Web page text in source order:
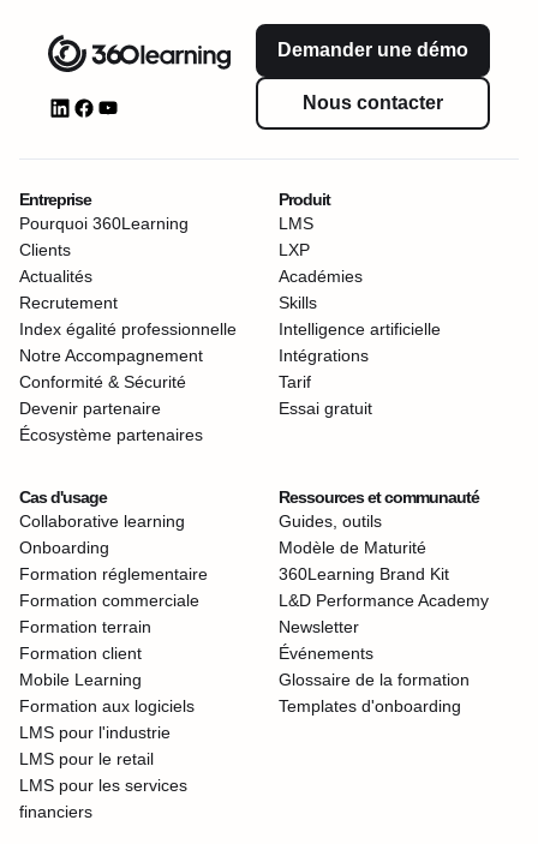
Demander une démo
Nous contacter
Entreprise
Pourquoi 360Learning
Clients
Actualités
Recrutement
Index égalité professionnelle
Notre Accompagnement
Conformité & Sécurité
Devenir partenaire
Écosystème partenaires
Produit
LMS
LXP
Académies
Skills
Intelligence artificielle
Intégrations
Tarif
Essai gratuit
Cas d'usage
Collaborative learning
Onboarding
Formation réglementaire
Formation commerciale
Formation terrain
Formation client
Mobile Learning
Formation aux logiciels
LMS pour l'industrie
LMS pour le retail
LMS pour les services
financiers
Ressources et communauté
Guides, outils
Modèle de Maturité
360Learning Brand Kit
L&D Performance Academy
Newsletter
Événements
Glossaire de la formation
Templates d'onboarding